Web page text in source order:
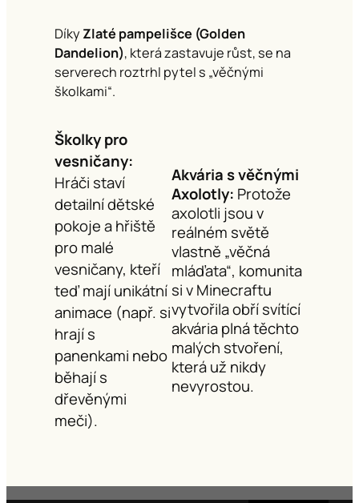
DíkyZlaté pampelišce (Golden
Dandelion), která zastavuje růst, se na
serverech roztrhl pytel s „věčnými
školkami“.
Školky pro
vesničany:
Hráči staví
detailní dětské
pokoje a hřiště
pro malé
vesničany, kteří
teď mají unikátní
animace (např. si
hrají s
panenkami nebo
běhají s
dřevěnými
meči).
Akvária s věčnými
Axolotly: Protože
axolotli jsou v
reálném světě
vlastně „věčná
mláďata“, komunita
si v Minecraftu
vytvořila obří svítící
akvária plná těchto
malých stvoření,
která už nikdy
nevyrostou.